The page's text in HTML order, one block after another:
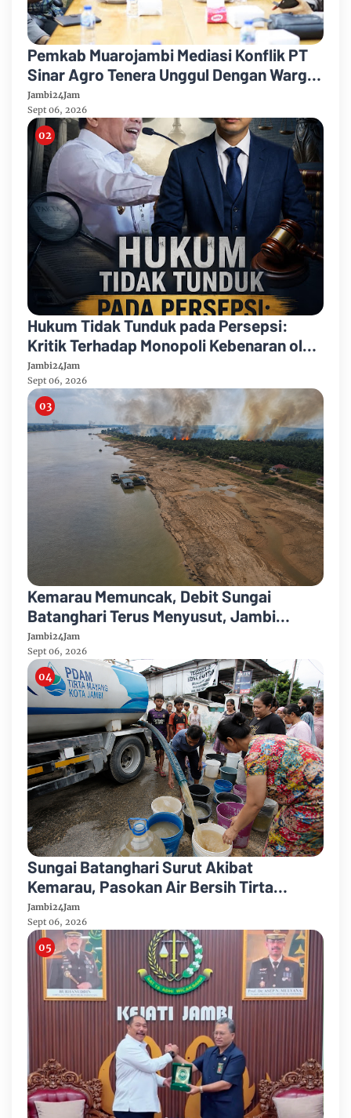
Pemkab Muarojambi Mediasi Konflik PT
Sinar Agro Tenera Unggul Dengan Warga
Sipin Teluk Duren
Jambi24Jam
Sept 06, 2026
Hukum Tidak Tunduk pada Persepsi:
Kritik Terhadap Monopoli Kebenaran oleh
Media dan Aktivis
Jambi24Jam
Sept 06, 2026
Kemarau Memuncak, Debit Sungai
Batanghari Terus Menyusut, Jambi
Hadapi Ancaman Krisis Air Bersih dan
Karhutla
Jambi24Jam
Sept 06, 2026
Sungai Batanghari Surut Akibat
Kemarau, Pasokan Air Bersih Tirta
Mayang Jambi Keruh
Jambi24Jam
Sept 06, 2026